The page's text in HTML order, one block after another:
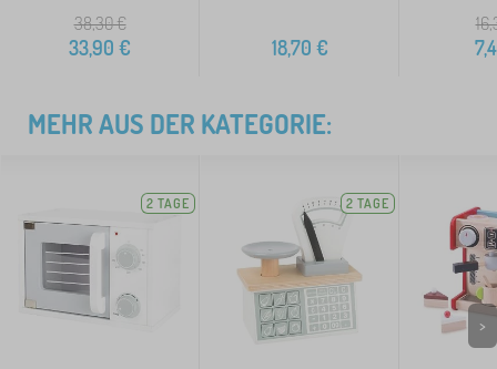
38,30€
33,90 € 18,70 €
MEHR AUS DER KATEGORIE:
2 TAGE 2 TAGE
>